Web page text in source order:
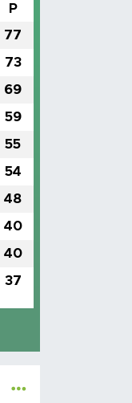
P
77
73
69
59
55
54
48
40
40
37